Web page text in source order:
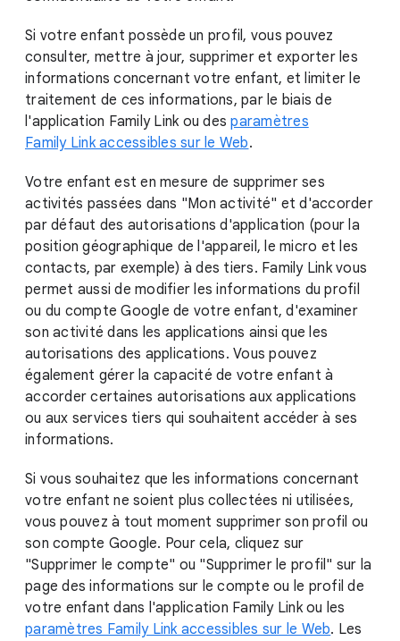
Si votre enfant possède un profil, vous pouvez
consulter, mettre à jour, supprimer et exporter les
informations concernant votre enfant, et limiter le
traitement de ces informations, par le biais de
l'application Family Link ou desparamètres
Family Link accessibles sur le Web.
Votre enfant est en mesure de supprimer ses
activités passées dans "Mon activité" et d'accorder
par défaut des autorisations d'application (pour la
position géographique de l'appareil, le micro et les
contacts, par exemple) à des tiers. Family Link vous
permet aussi de modifier les informations du profil
ou du compte Google de votre enfant, d'examiner
son activité dans les applications ainsi que les
autorisations des applications. Vous pouvez
également gérer la capacité de votre enfant à
accorder certaines autorisations aux applications
ou aux services tiers qui souhaitent accéder à ses
informations.
Si vous souhaitez que les informations concernant
votre enfant ne soient plus collectées ni utilisées,
vous pouvez à tout moment supprimer son profil ou
son compte Google. Pour cela, cliquez sur
"Supprimer le compte" ou "Supprimer le profil" sur la
page des informations sur le compte ou le profil de
votre enfant dans l'application Family Link ou les
paramètres Family Link accessibles sur le Web. Les